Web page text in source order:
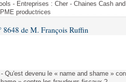
- Entreprises : Cher - Chaines Cash
productrices
8648 de M. François Ruffin
Qu'est devenu le « name and shame »